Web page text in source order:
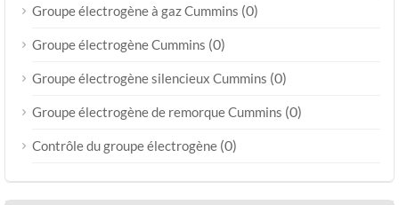
Groupe électrogène à gaz Cummins (0)
Groupe électrogène Cummins (0)
Groupe électrogène silencieux Cummins (0)
Groupe électrogène de remorque Cummins (0)
Contrôle du groupe électrogène (0)